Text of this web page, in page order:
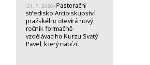
(21. 7. 2026) Pastorační
středisko Arcibiskupství
pražského otevírá nový
ročník formačně-
vzdělávacího Kurzu Svatý
Pavel, který nabízí…